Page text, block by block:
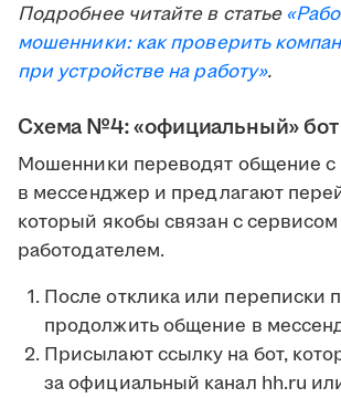
Подробнее читайте в статье
мошенники: как проверить
при устройстве на работу».
Схема №4: «официальный»
Мошенники переводят общение с
в мессенджер и предлагают
который якобы связан с
работодателем.
После отклика или переписки
продолжить общение в
Присылают ссылку на бот,
за официальный канал hh.ru